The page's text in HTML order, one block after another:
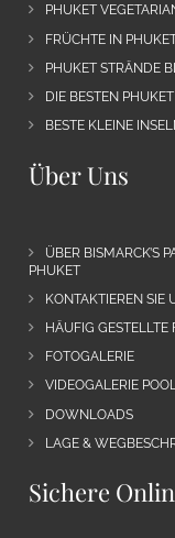
PHUKET
FRÜCHTE IN
PHUKET STRÄNDE
DIE BESTEN
BESTE KLEINE
Über Uns
ÜBER BISMARCK’S
PHUKET
KONTAKTIEREN SIE
HÄUFIG GESTELLTE
FOTOGALERIE
VIDEOGALERIE
DOWNLOADS
LAGE &
Sichere